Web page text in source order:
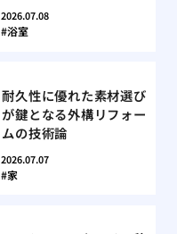
2026.07.08
浴室
耐久性に優れた素材選び
が鍵となる外構リフォー
ムの技術論
2026.07.07
家